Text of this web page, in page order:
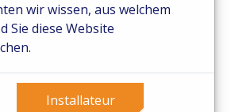
Patente
Geschäftsbedingungen
Garantiebedingungen
Governance
Cookies
wir wissen, aus welchem
Sie diese Website
Installateur